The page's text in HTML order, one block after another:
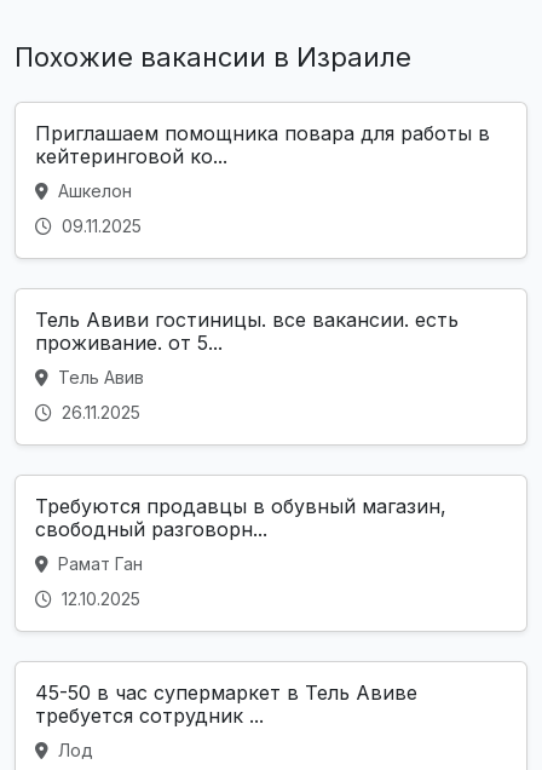
Похожие вакансии в Израиле
Приглашаем помощника повара для работы в
кейтеринговой ко...
Ашкелон
09.11.2025
Тель Авиви гостиницы. все вакансии. есть
проживание. от 5...
Тель Авив
26.11.2025
Требуются продавцы в обувный магазин,
свободный разговорн...
Рамат Ган
12.10.2025
45-50 в час супермаркет в Тель Авиве
требуется сотрудник ...
Лод